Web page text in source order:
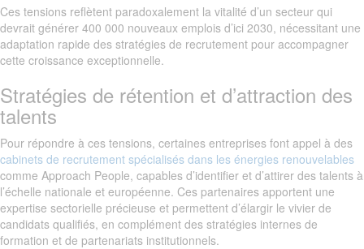
Ces tensions reflètent paradoxalement la vitalité d’un secteur qui
devrait générer 400 000 nouveaux emplois d’ici 2030, nécessitant une
adaptation rapide des stratégies de recrutement pour accompagner
cette croissance exceptionnelle.
Stratégies de rétention et d’attraction des
talents
Pour répondre à ces tensions, certaines entreprises font appel à des
cabinets de recrutement spécialisés dans les énergies renouvelables
comme Approach People, capables d’identifier et d’attirer des talents à
l’échelle nationale et européenne. Ces partenaires apportent une
expertise sectorielle précieuse et permettent d’élargir le vivier de
candidats qualifiés, en complément des stratégies internes de
formation et de partenariats institutionnels.